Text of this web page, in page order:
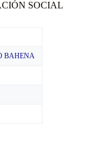
SOCIAL
BAHENA